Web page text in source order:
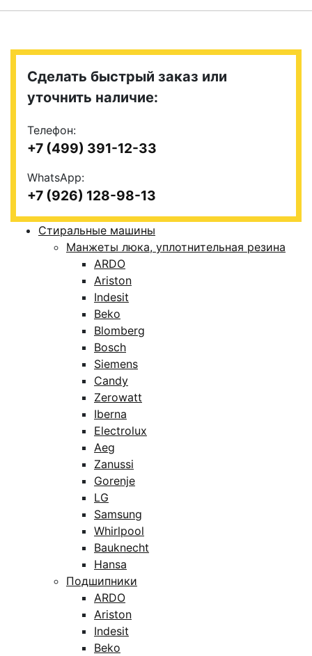
Сделать быстрый заказ или
уточнить наличие:
Телефон:
+7 (499) 391-12-33
WhatsApp:
+7 (926) 128-98-13
Стиральные машины
Манжеты люка, уплотнительная резина
ARDO
Ariston
Indesit
Beko
Blomberg
Bosch
Siemens
Candy
Zerowatt
Iberna
Electrolux
Aeg
Zanussi
Gorenje
LG
Samsung
Whirlpool
Bauknecht
Hansa
Подшипники
ARDO
Ariston
Indesit
Beko